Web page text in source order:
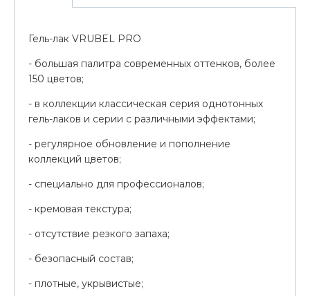
Гель-лак VRUBEL PRO
- большая палитра современных оттенков, более
150 цветов;
- в коллекции классическая серия однотонных
гель-лаков и серии с различными эффектами;
- регулярное обновление и пополнение
коллекций цветов;
- специально для профессионалов;
- кремовая текстура;
- отсутствие резкого запаха;
- безопасный состав;
- плотные, укрывистые;